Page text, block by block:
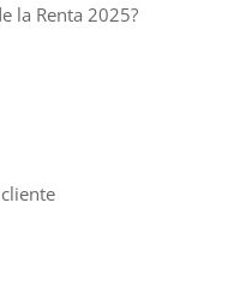
la Renta 2025?